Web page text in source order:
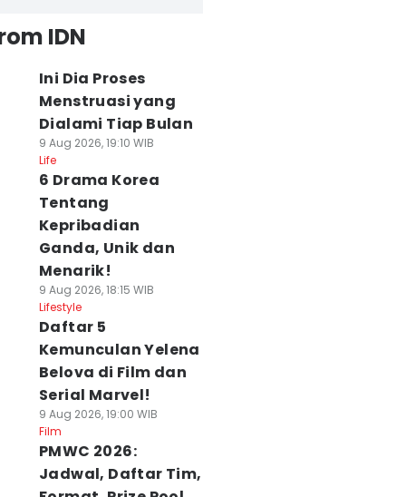
IDN
Ini Dia Proses
Menstruasi yang
Dialami Tiap Bulan
9 Aug 2026, 19:10 WIB
Life
6 Drama Korea
Tentang
Kepribadian
Ganda, Unik dan
Menarik!
9 Aug 2026, 18:15 WIB
Lifestyle
Daftar 5
Kemunculan Yelena
Belova di Film dan
Serial Marvel!
9 Aug 2026, 19:00 WIB
Film
PMWC 2026:
Jadwal, Daftar Tim,